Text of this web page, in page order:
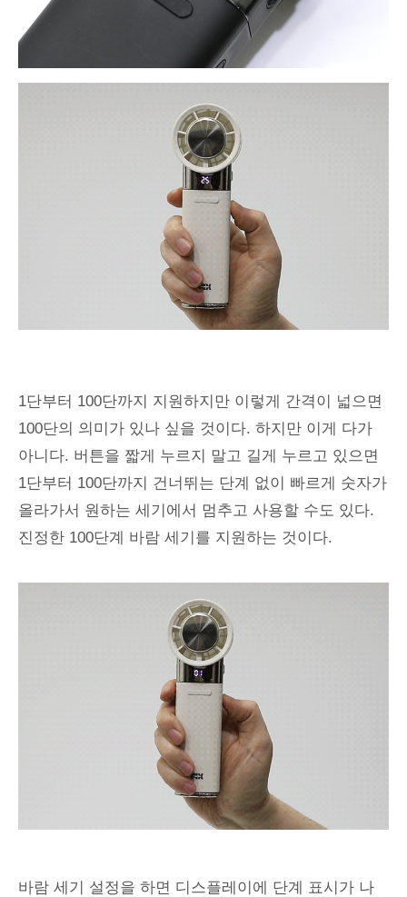
1단부터 100단까지 지원하지만 이렇게 간격이 넓으면
100단의 의미가 있나 싶을 것이다. 하지만 이게 다가
아니다. 버튼을 짧게 누르지 말고 길게 누르고 있으면
1단부터 100단까지 건너뛰는 단계 없이 빠르게 숫자가
올라가서 원하는 세기에서 멈추고 사용할 수도 있다.
진정한 100단계 바람 세기를 지원하는 것이다.
바람 세기 설정을 하면 디스플레이에 단계 표시가 나